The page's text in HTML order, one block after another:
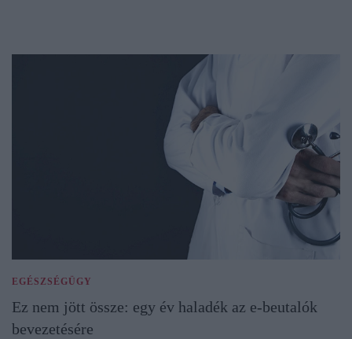
EGÉSZSÉGÜGY
Ez nem jött össze: egy év haladék az e-beutalók
bevezetésére